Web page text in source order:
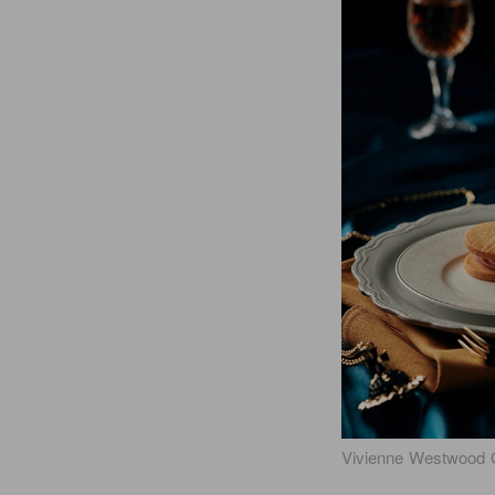
Vivienne Westwood